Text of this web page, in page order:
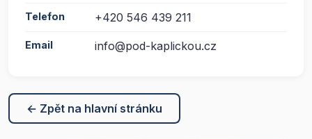
Telefon +420 546 439 211
Email info@pod-kaplickou.cz
← Zpět na hlavní stránku